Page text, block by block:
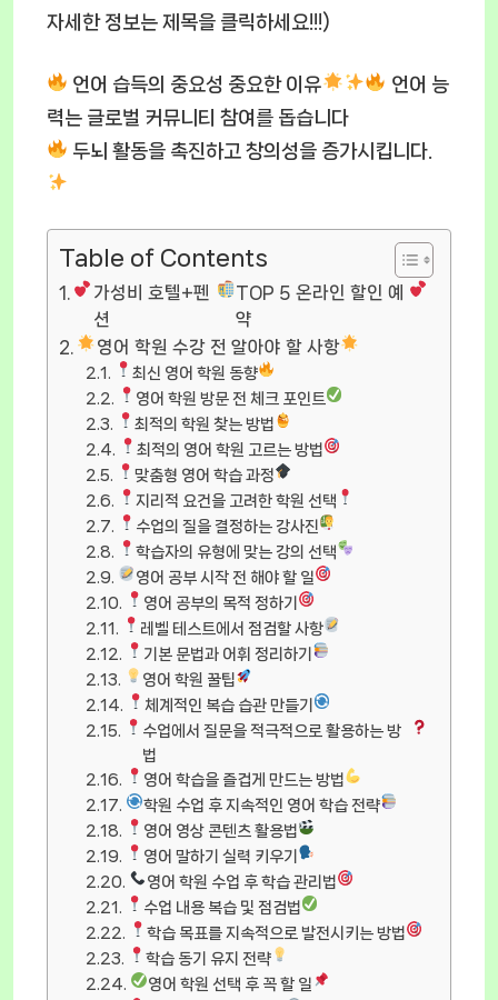
자세한 정보는 제목을 클릭하세요!!!)
언어 습득의 중요성 중요한 이유
언어 능
력는 글로벌 커뮤니티 참여를 돕습니다
두뇌 활동을 촉진하고 창의성을 증가시킵니다.
Table of Contents
가성비 호텔+펜
션
TOP 5 온라인 할인 예
약
영어 학원 수강 전 알아야 할 사항
최신 영어 학원 동향
영어 학원 방문 전 체크 포인트
최적의 학원 찾는 방법
최적의 영어 학원 고르는 방법
맞춤형 영어 학습 과정
지리적 요건을 고려한 학원 선택
수업의 질을 결정하는 강사진
학습자의 유형에 맞는 강의 선택
영어 공부 시작 전 해야 할 일
영어 공부의 목적 정하기
레벨 테스트에서 점검할 사항
기본 문법과 어휘 정리하기
영어 학원 꿀팁
체계적인 복습 습관 만들기
수업에서 질문을 적극적으로 활용하는 방
법
영어 학습을 즐겁게 만드는 방법
학원 수업 후 지속적인 영어 학습 전략
영어 영상 콘텐츠 활용법
영어 말하기 실력 키우기
영어 학원 수업 후 학습 관리법
수업 내용 복습 및 점검법
학습 목표를 지속적으로 발전시키는 방법
학습 동기 유지 전략
영어 학원 선택 후 꼭 할 일